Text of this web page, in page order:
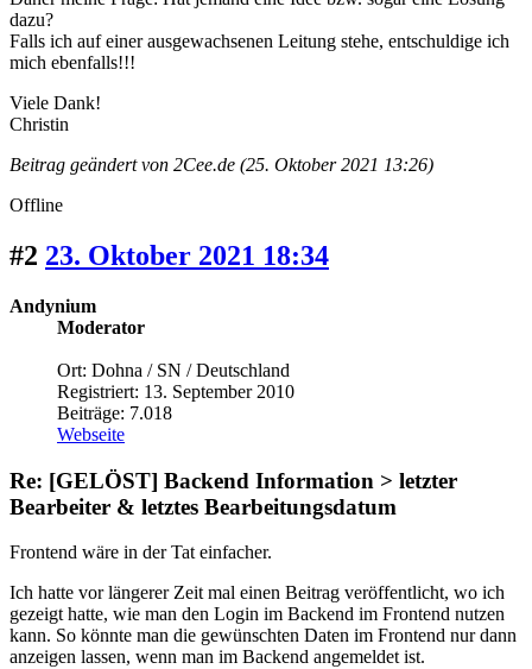
dazu?
Falls ich auf einer ausgewachsenen Leitung stehe, entschuldige ich
mich ebenfalls!!!
Viele Dank!
Christin
Beitrag geändert von 2Cee.de (25. Oktober 2021 13:26)
Offline
#2 23. Oktober 2021 18:34
Andynium
Moderator
Ort: Dohna / SN / Deutschland
Registriert: 13. September 2010
Beiträge: 7.018
Webseite
Re: [GELÖST] Backend Information > letzter
Bearbeiter & letztes Bearbeitungsdatum
Frontend wäre in der Tat einfacher.
Ich hatte vor längerer Zeit mal einen Beitrag veröffentlicht, wo ich
gezeigt hatte, wie man den Login im Backend im Frontend nutzen
kann. So könnte man die gewünschten Daten im Frontend nur dann
anzeigen lassen, wenn man im Backend angemeldet ist.